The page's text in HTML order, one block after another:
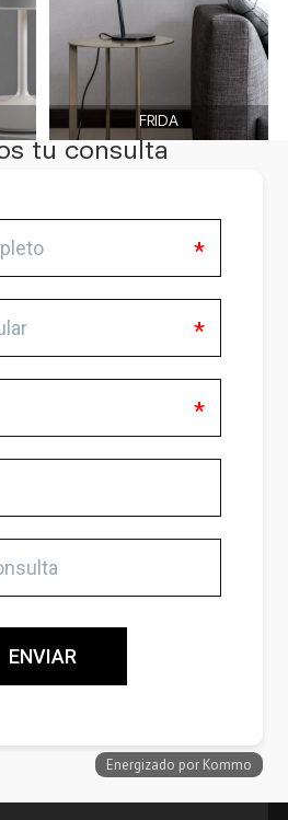
FRIDA
tu consulta